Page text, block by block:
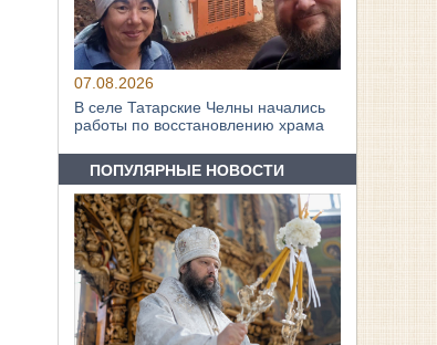
07.08.2026
В селе Татарские Челны начались
работы по восстановлению храма
ПОПУЛЯРНЫЕ НОВОСТИ